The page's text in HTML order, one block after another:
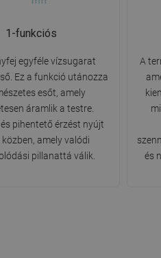
1-funkciós
egyféle vízsugarat
Ez a funkció utánozza
esőt, amely
áramlik a testre.
pihentető érzést nyújt
amely valódi
pillanattá válik.
A
és